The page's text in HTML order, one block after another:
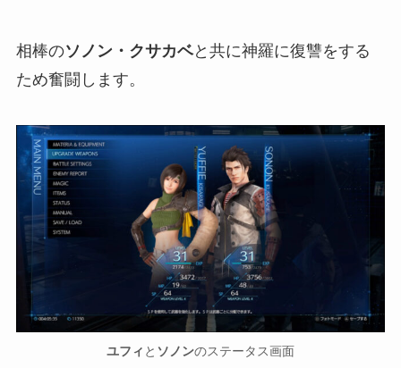
相棒のソノン・クサカベと共に神羅に復讐をする
ため奮闘します。
ユフィ と ソノンのステータス画面